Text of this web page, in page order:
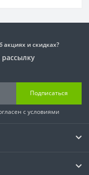
акциях и скидках?
Подписаться
с условиями